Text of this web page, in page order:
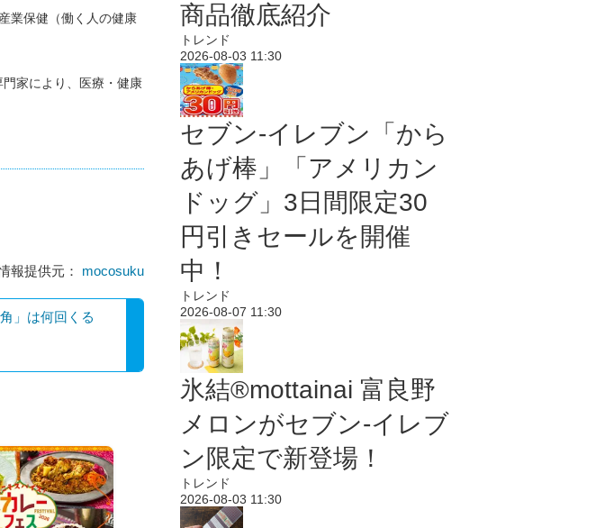
業保健（働く人の健康
家により、医療・健康
報提供元： mocosuku
」は何回くる
商品徹底紹介
トレンド
2026-08-03 11:30
セブン‐イレブン「から
あげ棒」「アメリカン
ドッグ」3日間限定30
円引きセールを開催
中！
トレンド
2026-08-07 11:30
氷結®mottainai 富良野
メロンがセブン‐イレブ
ン限定で新登場！
トレンド
2026-08-03 11:30